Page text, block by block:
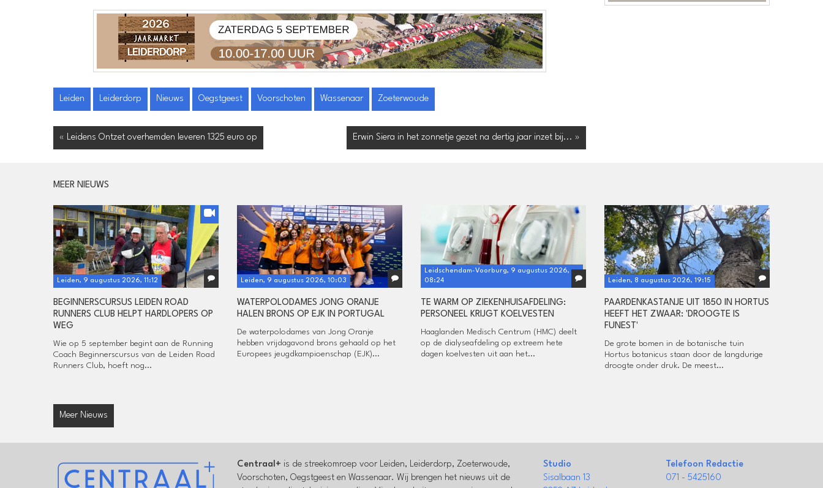
Leiden Leiderdorp Nieuws Oegstgeest Voorschoten Wassenaar Zoeterwoude
« Leidens Ontzet overhemden leveren 1325 euro op Erwin Siera in het zonnetje gezet na dertig jaar inzet bij... »
MEER NIEUWS
Leiden, 9 augustus 2026, 11:12
BEGINNERSCURSUS LEIDEN ROAD
RUNNERS CLUB HELPT HARDLOPERS OP
WEG
Wie op 5 september begint aan de Running
Coach Beginnerscursus van de Leiden Road
Runners Club, hoeft nog...
Leiden, 9 augustus 2026, 10:03
WATERPOLODAMES JONG ORANJE
HALEN BRONS OP EJK IN PORTUGAL
De waterpolodames van Jong Oranje
hebben vrijdagavond brons gehaald op het
Europees jeugdkampioenschap (EJK)...
Leidschendam-Voorburg, 9 augustus 2026,
08:24
TE WARM OP ZIEKENHUISAFDELING:
PERSONEEL KRIJGT KOELVESTEN
Haaglanden Medisch Centrum (HMC) deelt
op de dialyseafdeling op extreem hete
dagen koelvesten uit aan het...
Leiden, 8 augustus 2026, 19:15
PAARDENKASTANJE UIT 1850 IN HORTUS
HEEFT HET ZWAAR: 'DROOGTE IS
FUNEST'
De grote bomen in de botanische tuin
Hortus botanicus staan door de langdurige
droogte onder druk. De meest...
Meer Nieuws
Centraal+ is de streekomroep voor Leiden, Leiderdorp, Zoeterwoude,
Voorschoten, Oegstgeest en Wassenaar. Wij brengen het nieuws uit de
Studio
Sisalbaan 13
Telefoon Redactie
071 - 5425160